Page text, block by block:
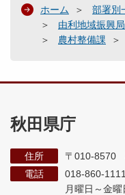
ホーム 部署別
由利地域振興局
農村整備課
秋田県庁
住所
〒010-8570
電話
018-860-1111
月曜日～金